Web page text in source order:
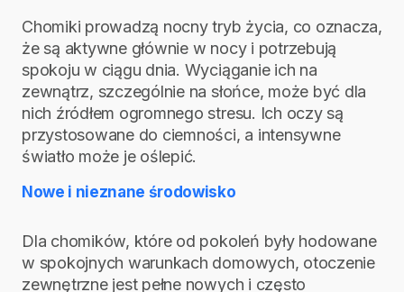
Chomiki prowadzą nocny tryb życia, co oznacza,
że są aktywne głównie w nocy i potrzebują
spokoju w ciągu dnia. Wyciąganie ich na
zewnątrz, szczególnie na słońce, może być dla
nich źródłem ogromnego stresu. Ich oczy są
przystosowane do ciemności, a intensywne
światło może je oślepić.
Nowe i nieznane środowisko
Dla chomików, które od pokoleń były hodowane
w spokojnych warunkach domowych, otoczenie
zewnętrzne jest pełne nowych i często